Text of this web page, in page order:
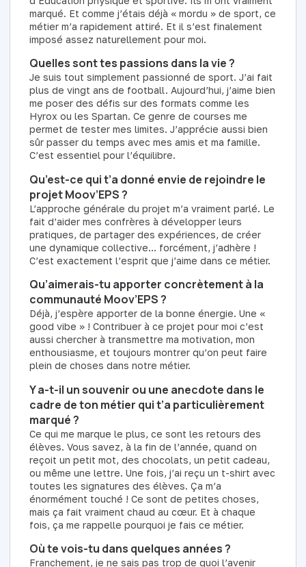
marqué. Et comme j’étais déjà « mordu » de sport, ce
métier m’a rapidement attiré. Et il s’est finalement
imposé assez naturellement pour moi.
Quelles sont tes passions dans la vie ?
Je suis tout simplement passionné de sport. J’ai fait
plus de vingt ans de football. Aujourd’hui, j’aime bien
me poser des défis sur des formats comme les
Hyrox ou les Spartan. Ce genre de courses me
permet de tester mes limites. J’apprécie aussi bien
sûr passer du temps avec mes amis et ma famille.
C’est essentiel pour l’équilibre.
Qu’est-ce qui t’a donné envie de rejoindre le
projet Moov’EPS ?
L’approche générale du projet m’a vraiment parlé. Le
fait d’aider mes confrères à développer leurs
pratiques, de partager des expériences, de créer
une dynamique collective… forcément, j’adhère !
C’est exactement l’esprit que j’aime dans ce métier.
Qu’aimerais-tu apporter concrètement à la
communauté Moov’EPS ?
Déjà, j’espère apporter de la bonne énergie. Une «
good vibe » ! Contribuer à ce projet pour moi c’est
aussi chercher à transmettre ma motivation, mon
enthousiasme, et toujours montrer qu’on peut faire
plein de choses dans notre métier.
Y a-t-il un souvenir ou une anecdote dans le
cadre de ton métier qui t’a particulièrement
marqué ?
Ce qui me marque le plus, ce sont les retours des
élèves. Vous savez, à la fin de l’année, quand on
reçoit un petit mot, des chocolats, un petit cadeau,
ou même une lettre. Une fois, j’ai reçu un t-shirt avec
toutes les signatures des élèves. Ça m’a
énormément touché ! Ce sont de petites choses,
mais ça fait vraiment chaud au cœur. Et à chaque
fois, ça me rappelle pourquoi je fais ce métier.
Où te vois-tu dans quelques années ?
Franchement, je ne sais pas trop de quoi l’avenir